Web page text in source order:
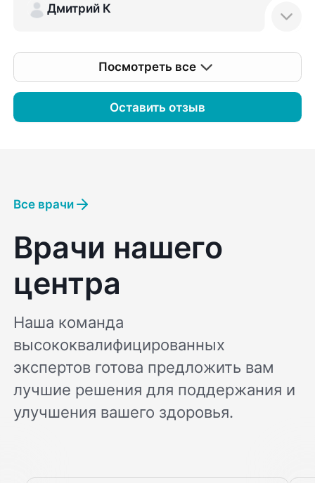
Оставить отзыв
Дмитрий К
Посмотреть все
Все врачи
Врачи нашего
центра
Наша команда
высококвалифицированных
экспертов готова предложить вам
лучшие решения для поддержания и
улучшения вашего здоровья.